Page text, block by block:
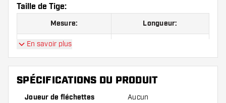
Taille de Tige:
Mesure: Longueur:
Short
In Between 40 mm
Medium 47 mm
En savoir plus
SPÉCIFICATIONS DU PRODUIT
Joueur de fléchettes Aucun